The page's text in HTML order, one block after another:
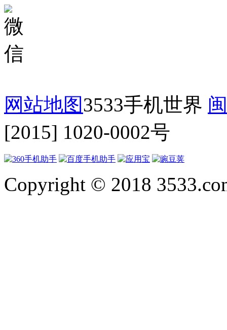
网站地图3533手机世界
[2015] 1020-0002号
Copyright © 2018